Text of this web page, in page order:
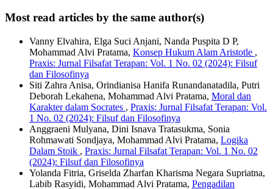
Most read articles by the same author(s)
Vanny Elvahira, Elga Suci Anjani, Nanda Puspita D P,
Mohammad Alvi Pratama, Konsep Hukum Alam Aristotle ,
Praxis: Jurnal Filsafat Terapan: Vol. 1 No. 02 (2024): Filsuf
dan Filosofinya
Siti Zahra Anisa, Orindianisa Hanifa Runandanatadila, Putri
Deborah Lekahena, Mohammad Alvi Pratama, Moral dan
Karakter dalam Socrates , Praxis: Jurnal Filsafat Terapan: Vol.
1 No. 02 (2024): Filsuf dan Filosofinya
Anggraeni Mulyana, Dini Isnava Tratasukma, Sonia
Rohmawati Sondjaya, Mohammad Alvi Pratama, Logika
Dalam Stoik , Praxis: Jurnal Filsafat Terapan: Vol. 1 No. 02
(2024): Filsuf dan Filosofinya
Yolanda Fitria, Griselda Zharfan Kharisma Negara Supriatna,
Labib Rasyidi, Mohammad Alvi Pratama, Pengadilan